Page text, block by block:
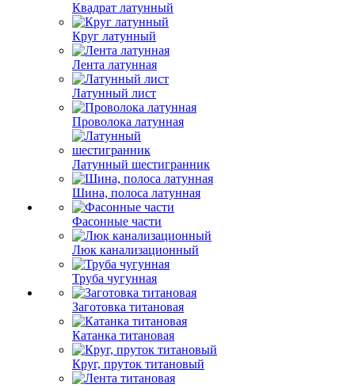
Квадрат латунный
Круг латунный
Лента латунная
Латунный лист
Проволока латунная
Латунный шестигранник
Шина, полоса латунная
Фасонные части
Люк канализационный
Труба чугунная
Заготовка титановая
Катанка титановая
Круг, пруток титановый